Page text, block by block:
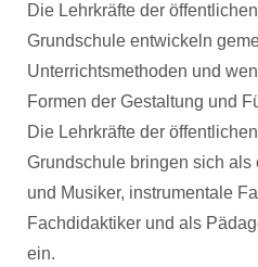
Die Lehrkräfte der
Grundschule entwickeln
Unterrichtsmethoden und
Formen der Gestaltung und
Die Lehrkräfte der
Grundschule bringen sich
und Musiker, instrumentale
Fachdidaktiker und als
ein.